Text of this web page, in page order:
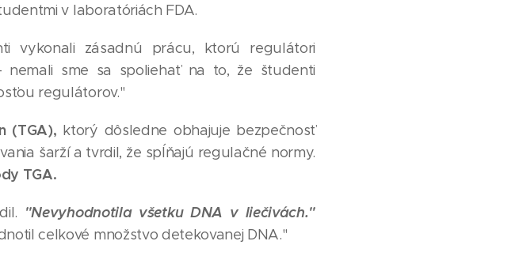
v laboratóriách FDA.
vykonali zásadnú prácu, ktorú regulátori
nemali sme sa spoliehať na to, že študenti
regulátorov."
(TGA), ktorý dôsledne obhajuje bezpečnosť
šarží a tvrdil, že spĺňajú regulačné normy.
TGA.
"Nevyhodnotila všetku DNA v liečivách."
celkové množstvo detekovanej DNA."